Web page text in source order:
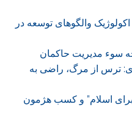
اکولوژیک والگوهای توسعه در
سوء مدیریت حاکمان
ترس از مرگ، راضی به
اسلام” و کسب هژمون